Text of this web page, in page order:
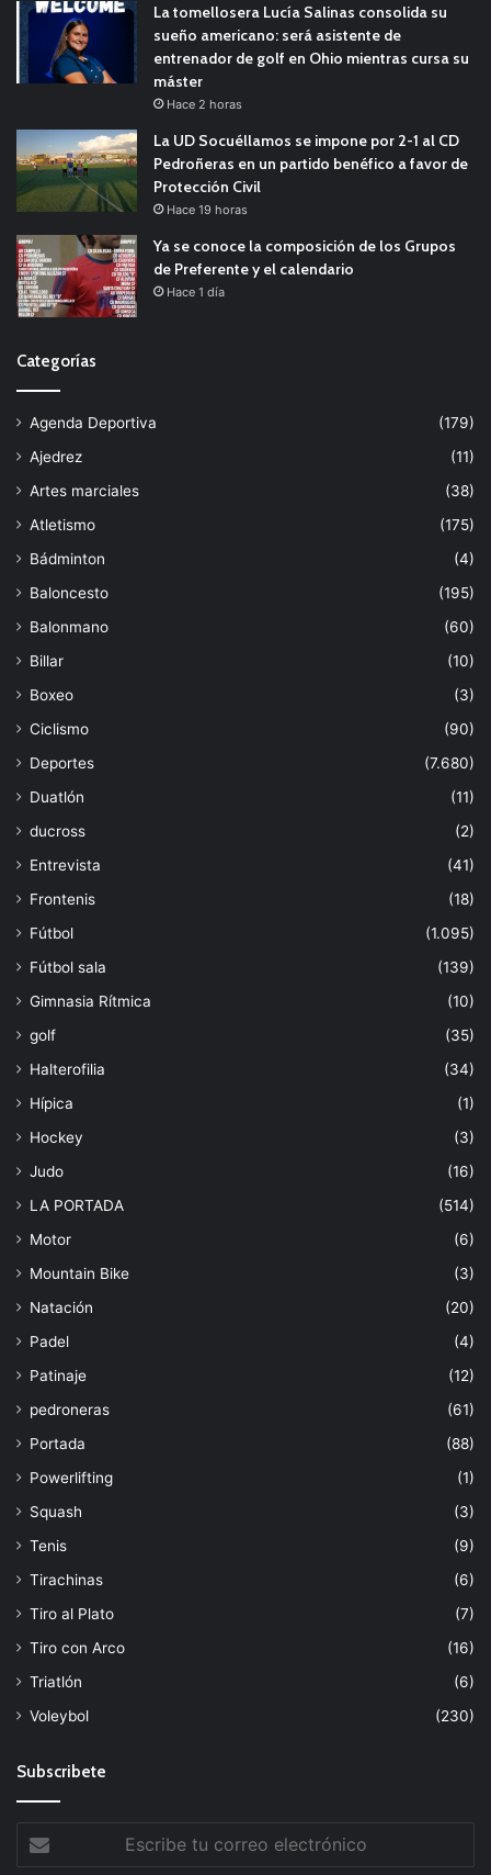
La tomellosera Lucía Salinas consolida su
sueño americano: será asistente de
entrenador de golf en Ohio mientras cursa su
máster
Hace 2 horas
La UD Socuéllamos se impone por 2-1 al CD
Pedroñeras en un partido benéfico a favor de
Protección Civil
Hace 19 horas
Ya se conoce la composición de los Grupos
de Preferente y el calendario
Hace 1 día
Categorías
Agenda Deportiva
(179)
Ajedrez
(11)
Artes marciales
(38)
Atletismo
(175)
Bádminton
(4)
Baloncesto
(195)
Balonmano
(60)
Billar
(10)
Boxeo
(3)
Ciclismo
(90)
Deportes
(7.680)
Duatlón
(11)
ducross
(2)
Entrevista
(41)
Frontenis
(18)
Fútbol
(1.095)
Fútbol sala
(139)
Gimnasia Rítmica
(10)
golf
(35)
Halterofilia
(34)
Hípica
(1)
Hockey
(3)
Judo
(16)
LA PORTADA
(514)
Motor
(6)
Mountain Bike
(3)
Natación
(20)
Padel
(4)
Patinaje
(12)
pedroneras
(61)
Portada
(88)
Powerlifting
(1)
Squash
(3)
Tenis
(9)
Tirachinas
(6)
Tiro al Plato
(7)
Tiro con Arco
(16)
Triatlón
(6)
Voleybol
(230)
Subscribete
tu